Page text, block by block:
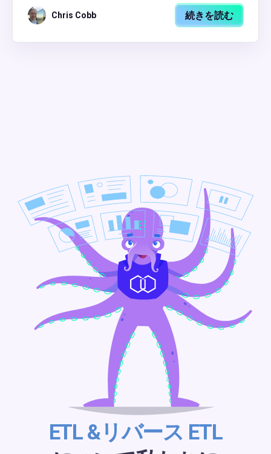
Chris Cobb 続きを読む
ETL &リバース ETL